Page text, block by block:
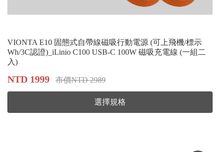
VIONTA E10 固態式自帶線磁吸行動電源 (可上飛機/標示
Wh/3C認證)_iLinio C100 USB-C 100W 磁吸充電線 (一組二
入)
NTD 1999 市價NTD 2989
選擇規格